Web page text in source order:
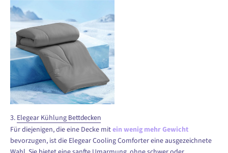
3. Elegear Kühlung Bettdecken
Für diejenigen, die eine Decke mitein wenig mehr Gewicht
bevorzugen, ist die Elegear Cooling Comforter eine ausgezeichnete